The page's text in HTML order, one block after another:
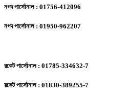
নগদ পার্সোনাল : 01756-412096
নগদ পার্সোনাল : 01950-962207
রকেট পার্সোনাল : 01785-334632-7
রকেট পার্সোনাল : 01830-389255-7